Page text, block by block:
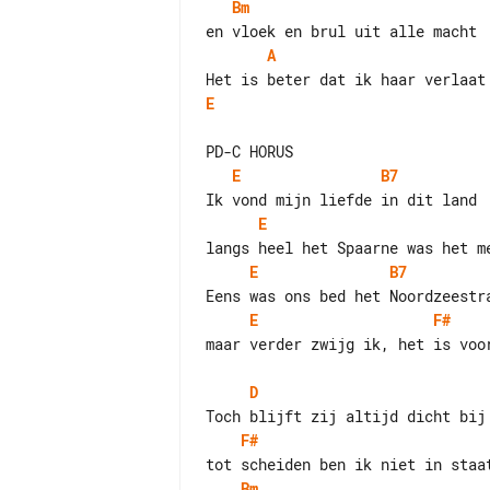
Bm
A
E
E
B7
E
E B7
E
F#
maar verder zwijg ik, het is
D
F#